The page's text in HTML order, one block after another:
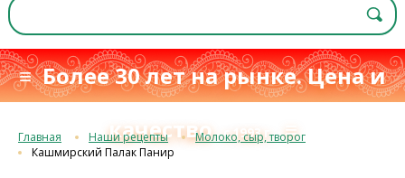
≡ Более 30 лет на рынке. Цена и
качествос 1993 г.≡
Главная Наши рецепты
Молоко, сыр, творог
Кашмирский Палак Панир